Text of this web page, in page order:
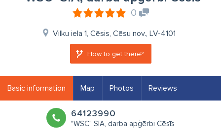
0
Vilku iela 1, Cēsis, Cēsu nov., LV-4101
How to get there?
Basic information Map Photos Reviews
64123990
"WSC" SIA, darba apģērbi Cēsīs